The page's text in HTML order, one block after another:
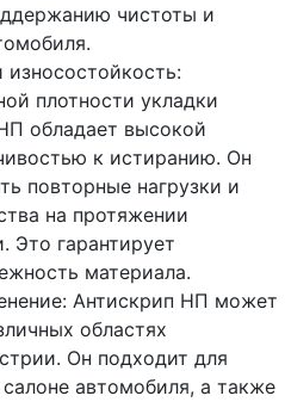
чистоты и
плотности укладки
обладает высокой
к истиранию. Он
повторные нагрузки и
на протяжении
Это гарантирует
материала.
Антискрип НП может
областях
Он подходит для
автомобиля, а также